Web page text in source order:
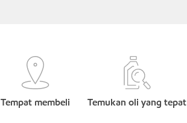
Tempat membeli Temukan oli yang tepat